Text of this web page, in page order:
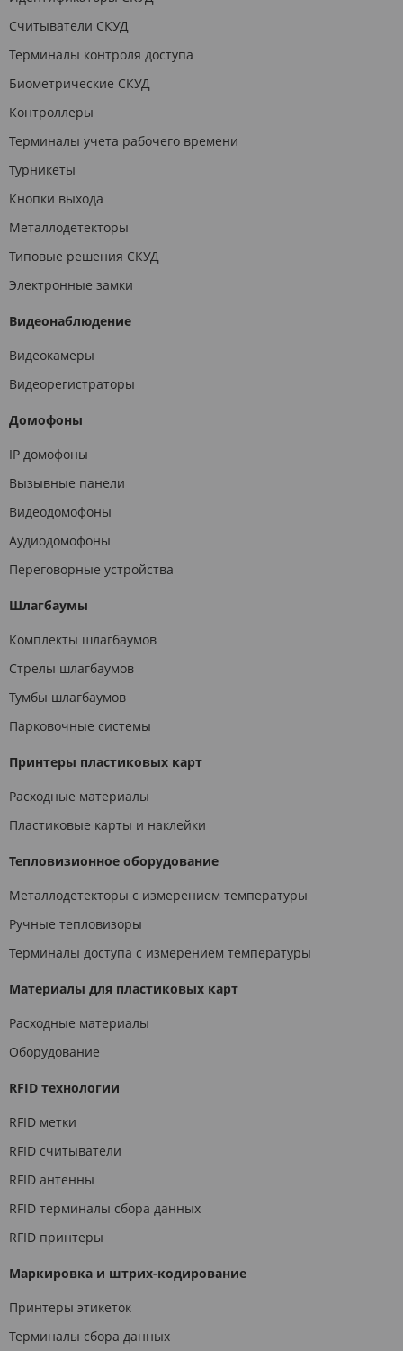
Считыватели СКУД
Терминалы контроля доступа
Биометрические СКУД
Контроллеры
Терминалы учета рабочего времени
Турникеты
Кнопки выхода
Металлодетекторы
Типовые решения СКУД
Электронные замки
Видеонаблюдение
Видеокамеры
Видеорегистраторы
Домофоны
IP домофоны
Вызывные панели
Видеодомофоны
Аудиодомофоны
Переговорные устройства
Шлагбаумы
Комплекты шлагбаумов
Стрелы шлагбаумов
Тумбы шлагбаумов
Парковочные системы
Принтеры пластиковых карт
Расходные материалы
Пластиковые карты и наклейки
Тепловизионное оборудование
Металлодетекторы с измерением температуры
Ручные тепловизоры
Терминалы доступа с измерением температуры
Материалы для пластиковых карт
Расходные материалы
Оборудование
RFID технологии
RFID метки
RFID считыватели
RFID антенны
RFID терминалы сбора данных
RFID принтеры
Маркировка и штрих-кодирование
Принтеры этикеток
Терминалы сбора данных